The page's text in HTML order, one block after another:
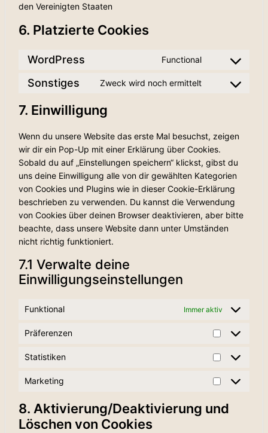
den Vereinigten Staaten
6. Platzierte Cookies
WordPress Functional
Consent
Sonstiges Zweck wird noch ermittelt
Consent
7. Einwilligung
Wenn du unsere Website das erste Mal besuchst, zeigen
wir dir ein Pop-Up mit einer Erklärung über Cookies.
Sobald du auf „Einstellungen speichern“ klickst, gibst du
uns deine Einwilligung alle von dir gewählten Kategorien
von Cookies und Plugins wie in dieser Cookie-Erklärung
beschrieben zu verwenden. Du kannst die Verwendung
von Cookies über deinen Browser deaktivieren, aber bitte
beachte, dass unsere Website dann unter Umständen
nicht richtig funktioniert.
7.1 Verwalte deine
Einwilligungseinstellungen
Funktional Immer aktiv
Präferenzen
Statistiken
Statistiken
Marketing
Marketing
8. Aktivierung/Deaktivierung und
Löschen von Cookies